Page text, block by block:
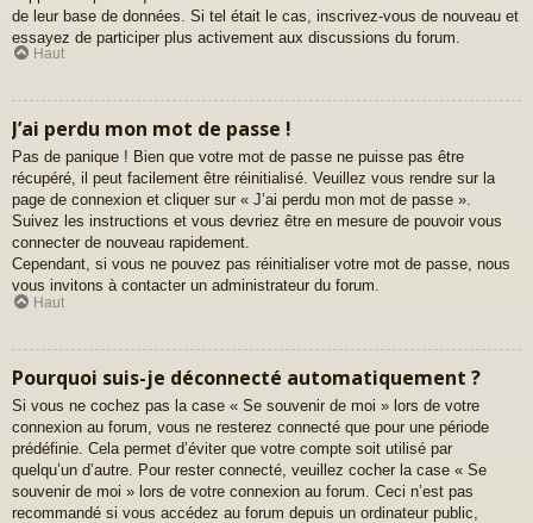
de leur base de données. Si tel était le cas, inscrivez-vous de nouveau et
essayez de participer plus activement aux discussions du forum.
Haut
J’ai perdu mon mot de passe !
Pas de panique ! Bien que votre mot de passe ne puisse pas être
récupéré, il peut facilement être réinitialisé. Veuillez vous rendre sur la
page de connexion et cliquer sur « J’ai perdu mon mot de passe ».
Suivez les instructions et vous devriez être en mesure de pouvoir vous
connecter de nouveau rapidement.
Cependant, si vous ne pouvez pas réinitialiser votre mot de passe, nous
vous invitons à contacter un administrateur du forum.
Haut
Pourquoi suis-je déconnecté automatiquement ?
Si vous ne cochez pas la case « Se souvenir de moi » lors de votre
connexion au forum, vous ne resterez connecté que pour une période
prédéfinie. Cela permet d’éviter que votre compte soit utilisé par
quelqu’un d’autre. Pour rester connecté, veuillez cocher la case « Se
souvenir de moi » lors de votre connexion au forum. Ceci n’est pas
recommandé si vous accédez au forum depuis un ordinateur public,